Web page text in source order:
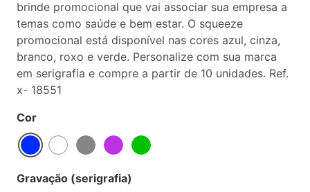
brinde promocional que vai associar sua empresa a
temas como saúde e bem estar. O squeeze
promocional está disponível nas cores azul, cinza,
branco, roxo e verde. Personalize com sua marca
em serigrafia e compre a partir de 10 unidades. Ref.
x- 18551
Cor
Gravação (serigrafia)